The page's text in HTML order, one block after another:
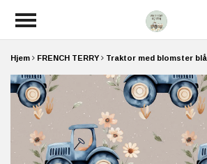
Hjem FRENCH TERRY Traktor med blomster